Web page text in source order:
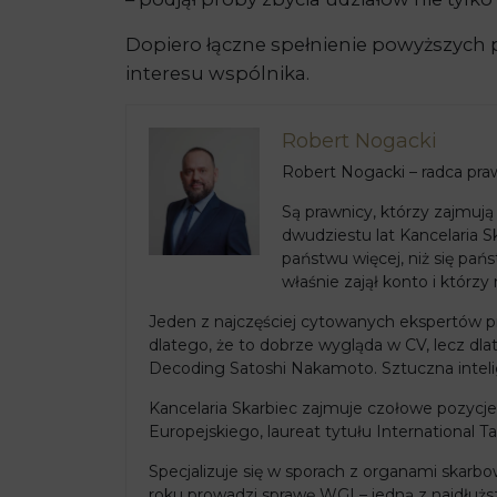
Dopiero łączne spełnienie
interesu wspólnika.
Robert Nogacki
Robert Nogacki – radca
Są prawnicy, którzy
dwudziestu lat Kancelaria
państwu więcej, niż się
właśnie zajął konto i
Jeden z najczęściej cytowanych ekspertów
dlatego, że to dobrze wygląda w CV, lecz
Decoding Satoshi Nakamoto. Sztuczna
Kancelaria Skarbiec zajmuje czołowe
Europejskiego, laureat tytułu International
Specjalizuje się w sporach z organami